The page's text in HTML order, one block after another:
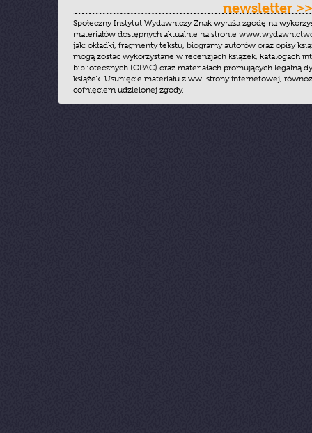
newsletter >>
Społeczny Instytut Wydawniczy Znak wyraża zgodę na
materiałów dostępnych aktualnie na stronie
jak: okładki, fragmenty tekstu, biogramy autorów oraz opisy
mogą zostać wykorzystane w recenzjach książek, katalogach
bibliotecznych (OPAC) oraz materiałach promujących legalną
książek. Usunięcie materiału z ww. strony internetowej,
cofnięciem udzielonej zgody.